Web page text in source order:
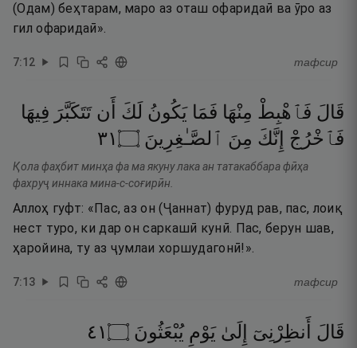
(Одам) беҳтарам, маро аз оташ офаридаӣ ва ӯро аз
гил офаридаӣ».
7:12 тафсир
قَالَ فَٱهْبِطْ مِنْهَا فَمَا يَكُونُ لَكَ أَن تَتَكَبَّرَ فِيهَا
فَٱخْرُجْ إِنَّكَ مِنَ ٱلصَّـٰغِرِينَ ۝١٣
Қола фаҳбит минҳа фа ма якуну лака ан татакаббара фӣҳа
фахруҷ иннака мина-с-соғирӣн.
Аллоҳ гуфт: «Пас, аз он (Ҷаннат) фуруд рав, пас, лоиқ
нест туро, ки дар он саркашӣ кунӣ. Пас, берун шав,
ҳаройина, ту аз ҷумлаи хоршудагонӣ!».
7:13 тафсир
قَالَ أَنظِرْنِىٓ إِلَىٰ يَوْمِ يُبْعَثُونَ ۝١٤